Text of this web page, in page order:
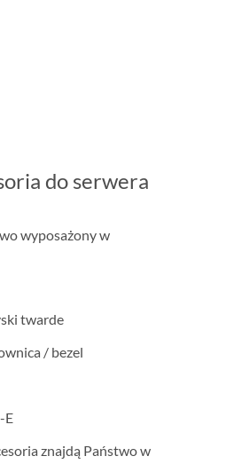
do serwera
wyposażony w
twarde
/ bezel
E
znajdą Państwo w